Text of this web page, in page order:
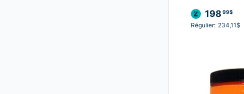
198 99$
Régulier: 234,11$